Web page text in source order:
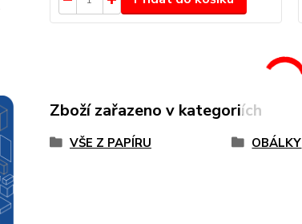
Zboží zařazeno v kategoriích
VŠE Z PAPÍRU OBÁLKY